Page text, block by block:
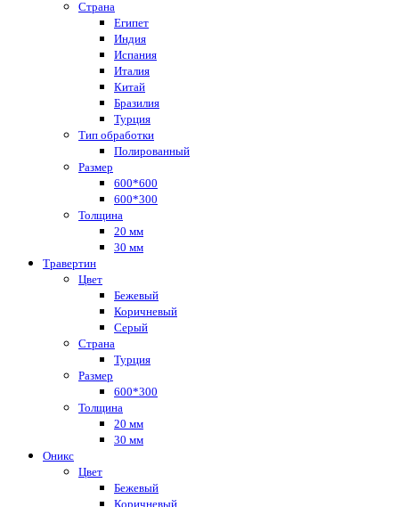
Страна
Египет
Индия
Испания
Италия
Китай
Бразилия
Турция
Тип обработки
Полированный
Размер
600*600
600*300
Толщина
20 мм
30 мм
Травертин
Цвет
Бежевый
Коричневый
Серый
Страна
Турция
Размер
600*300
Толщина
20 мм
30 мм
Оникс
Цвет
Бежевый
Коричневый